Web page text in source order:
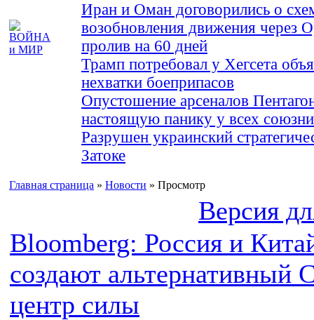
Иран и Оман договорились о
возобновления движения через
пролив на 60 дней
Трамп потребовал у Хегсета
нехватки боеприпасов
Опустошение арсеналов
настоящую панику у всех
Разрушен украинский
Затоке
Главная страница » Новости » Просмотр
Версия
Bloomberg: Россия и
создают
центр силы